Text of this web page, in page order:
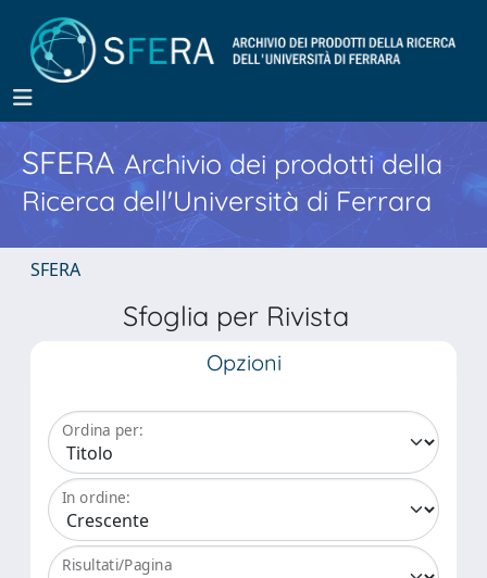
SFERA Archivio dei prodotti della
Ricerca dell'Università di Ferrara
SFERA
Sfoglia per Rivista
Opzioni
Ordina per:
In ordine:
Risultati/Pagina